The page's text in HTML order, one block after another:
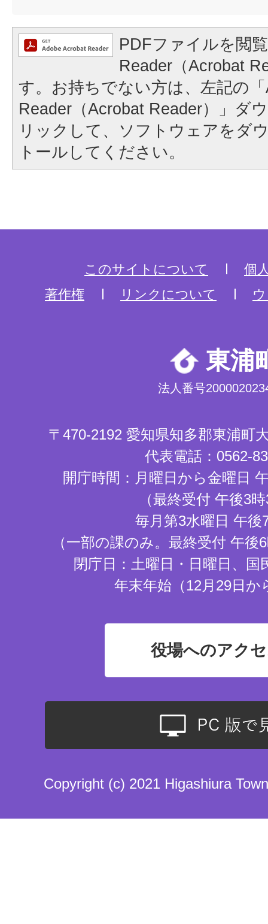
PDFファイルを閲
Reader（Acrobat
す。お持ちでない方は、左記の
Reader（Acrobat Reader）」ダ
リックして、ソフトウェアをダ
トールしてください。
このサイトについて
個
著作権
リンクについて
東浦
法人番号
〒470-2192 愛知県知多郡東浦町
代表電話：0562-
開庁時間：月曜日から金曜日
（最終受付 午後3
毎月第3水曜日 午後
（一部の課のみ。最終受付 午
閉庁日：土曜日・日曜日、国
年末年始（12月29日か
役場へのアク
Copyright (c) 2021 Higashiura